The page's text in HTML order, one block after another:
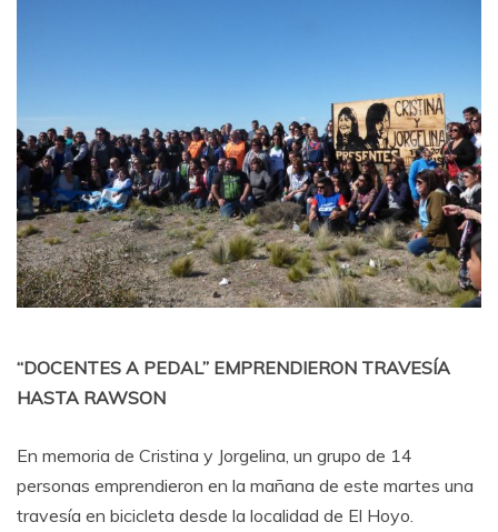
“DOCENTES A PEDAL” EMPRENDIERON TRAVESÍA
HASTA RAWSON
En memoria de Cristina y Jorgelina, un grupo de 14
personas emprendieron en la mañana de este martes una
travesía en bicicleta desde la localidad de El Hoyo.